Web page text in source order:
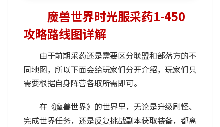
魔兽世界时光服采药1-450
攻略路线图详解
由于前期采药还是需要区分联盟和部落方的不
同地图，所以下面会给玩家们分开介绍，玩家们只
需要根据自身阵营各取所需即可。
在《魔兽世界》的世界里，无论是升级刷怪、
完成世界任务，还是反复挑战副本获取装备，都离